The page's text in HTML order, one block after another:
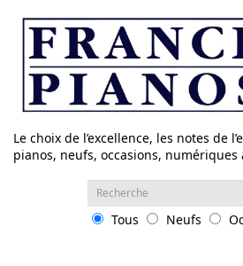
contenu
Le choix de l’excellence, les notes de
pianos, neufs, occasions,
Recherche
:
Tous Neufs